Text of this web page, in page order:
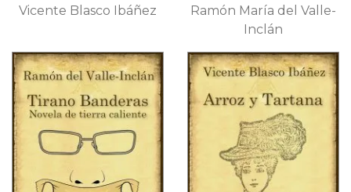
Vicente Blasco Ibáñez
Ramón María del Valle-
Inclán